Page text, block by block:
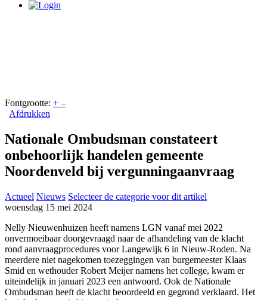
Fontgrootte: + –
Afdrukken
Nationale Ombudsman constateert
onbehoorlijk handelen gemeente
Noordenveld bij vergunningaanvraag
Actueel Nieuws Selecteer de categorie voor dit artikel
woensdag 15 mei 2024
Nelly Nieuwenhuizen heeft namens LGN vanaf mei 2022
onvermoeibaar doorgevraagd naar de afhandeling van de klacht
rond aanvraagprocedures voor Langewijk 6 in Nieuw-Roden. Na
meerdere niet nagekomen toezeggingen van burgemeester Klaas
Smid en wethouder Robert Meijer namens het college, kwam er
uiteindelijk in januari 2023 een antwoord. Ook de Nationale
Ombudsman heeft de klacht beoordeeld en gegrond verklaard. Het